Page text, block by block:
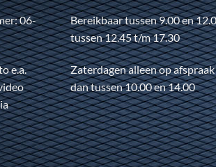
06-
e.a.
Bereikbaar tussen 9.00 en
tussen 12.45 t/m 17.30
Zaterdagen alleen op
dan tussen 10.00 en 14.00